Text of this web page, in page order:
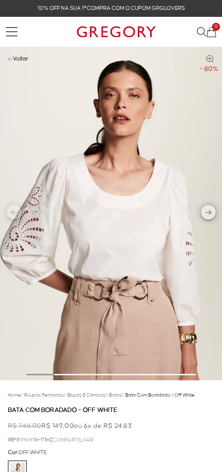
FRETE GRÁTIS NAS COMPRAS ACIMA DE R$ 899
0
- 80%
Voltar
Home/ Roupas Femininas/ Blusas E Camisas/ Batas/ Bata Com Boradado - Off White
BATA COM BORADADO - OFF WHITE
R$ 748,00R$ 149,00ou 6x de R$ 24,83
REF.50.06.0018-175 COMPARTILHAR
Cor:OFF WHITE